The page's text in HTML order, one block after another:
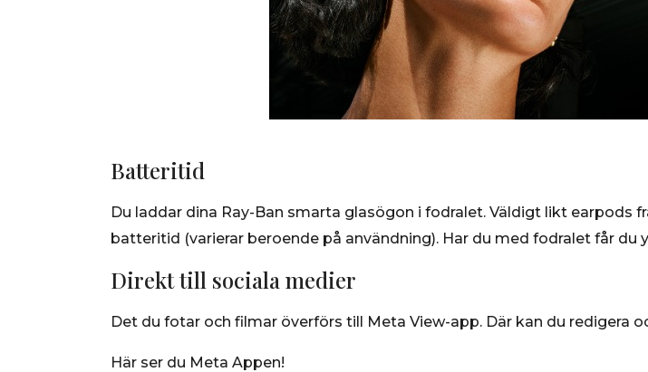
Batteritid
Du laddar dina Ray-Ban smarta glasögon i fodralet. Väldigt likt earpods
batteritid (varierar beroende på användning). Har du med fodralet får du
Direkt till sociala medier
Det du fotar och filmar överförs till Meta View-app. Där kan du redigera
Här ser du Meta Appen!